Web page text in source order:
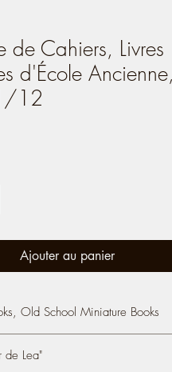
de Cahiers, Livres
d'École Ancienne,
12
Ajouter au panier
Old School Miniature Books
Origami, Dollhouse Accessories,
de Lea"